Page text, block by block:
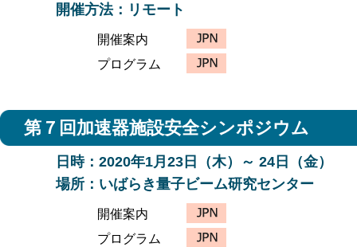
開催方法：リモート
開催案内
プログラム
第７回加速器施設安全シンポジウム
日時：2020年1月23日（木）～ 24日（金）
場所：いばらき量子ビーム研究センター
開催案内
プログラム